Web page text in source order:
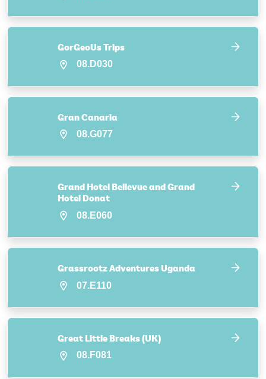
GorGeoUs Trips
08.D030
Gran Canaria
08.G077
Grand Hotel Bellevue and Grand
Hotel Donat
08.E060
Grassrootz Adventures Uganda
07.E110
Great Little Breaks (UK)
08.F081